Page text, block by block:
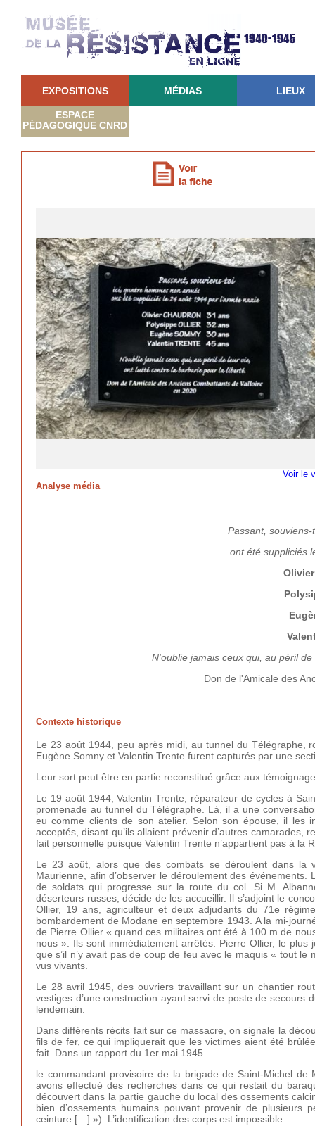
EXPOSITIONS MÉDIAS LIEUX
ESPACE
PÉDAGOGIQUE CNRD
Voir le
Analyse média
Passant,
ont été suppliciés
Olivier
N'oublie jamais ceux qui, au péril
Don de l'Amicale des
Contexte historique
Le 23 août 1944, peu après midi, au tunnel du Télégraphe,
Eugène Somny et Valentin Trente furent capturés par une
Leur sort peut être en partie reconstitué grâce aux
Le 19 août 1944, Valentin Trente, réparateur de cycles à
promenade au tunnel du Télégraphe. Là, il a une
eu comme clients de son atelier. Selon son épouse, il les
acceptés, disant qu’ils allaient prévenir d’autres
fait personnelle puisque Valentin Trente n’appartient pas à
Le 23 août, alors que des combats se déroulent dans la
Maurienne, afin d’observer le déroulement des
de soldats qui progresse sur la route du col. Si M.
déserteurs russes, décide de les accueillir. Il s’adjoint le
Ollier, 19 ans, agriculteur et deux adjudants du 71e
bombardement de Modane en septembre 1943. A la mi-
de Pierre Ollier « quand ces militaires ont été à 100 m de
nous ». Ils sont immédiatement arrêtés. Pierre Ollier, le
que s’il n’y avait pas de coup de feu avec le maquis « tout
vus vivants.
Le 28 avril 1945, des ouvriers travaillant sur un chantier
vestiges d’une construction ayant servi de poste de
lendemain.
Dans différents récits fait sur ce massacre, on signale la
fils de fer, ce qui impliquerait que les victimes aient été
fait. Dans un rapport du 1er mai 1945
le commandant provisoire de la brigade de Saint-Michel
avons effectué des recherches dans ce qui restait du
découvert dans la partie gauche du local des ossements
bien d’ossements humains pouvant provenir de plusieurs
ceinture […] »). L’identification des corps est impossible.